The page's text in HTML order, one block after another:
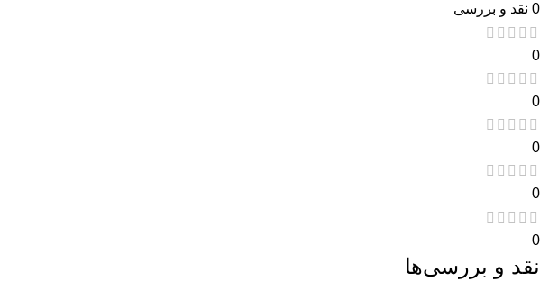
0 نقد و بررسی
0
0
0
0
0
نقد و بررسی‌ها